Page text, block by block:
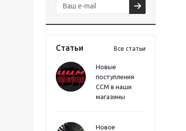
Статьи Все статьи
Новые
поступления
CCM в наши
магазины
Новое